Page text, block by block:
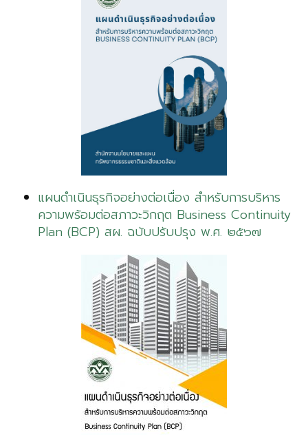
แผนดำเนินธุรกิจอย่างต่อเนื่อง สำหรับการบริหาร
ความพร้อมต่อสภาวะวิกฤต Business Continuity
Plan (BCP) สผ. ฉบับปรับปรุง พ.ศ. ๒๕๖๗